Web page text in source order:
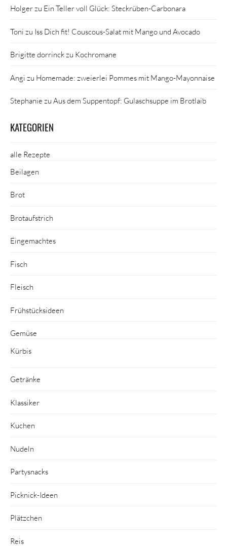
Holgerzu Ein Teller voll Glück: Steckrüben-Carbonara
Toni zu Iss Dich fit! Couscous-Salat mit Mango und Avocado
Brigitte dorrinckzu Kochromane
Angi zu Homemade: zweierlei Pommes mit Mango-Mayonnaise
Stephanie zu Aus dem Suppentopf: Gulaschsuppe im Brotlaib
KATEGORIEN
alle Rezepte
Beilagen
Brot
Brotaufstrich
Eingemachtes
Fisch
Fleisch
Frühstücksideen
Gemüse
Kürbis
Getränke
Klassiker
Kuchen
Nudeln
Partysnacks
Picknick-Ideen
Plätzchen
Reis